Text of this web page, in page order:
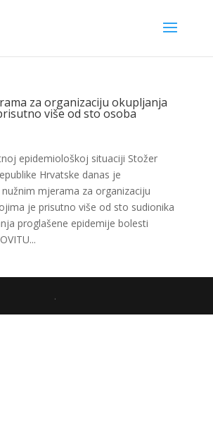
za organizaciju okupljanja
više od sto osoba
epidemiološkoj situaciji Stožer
Hrvatske danas je
mjerama za organizaciju
je prisutno više od sto sudionika
proglašene epidemije bolesti
.